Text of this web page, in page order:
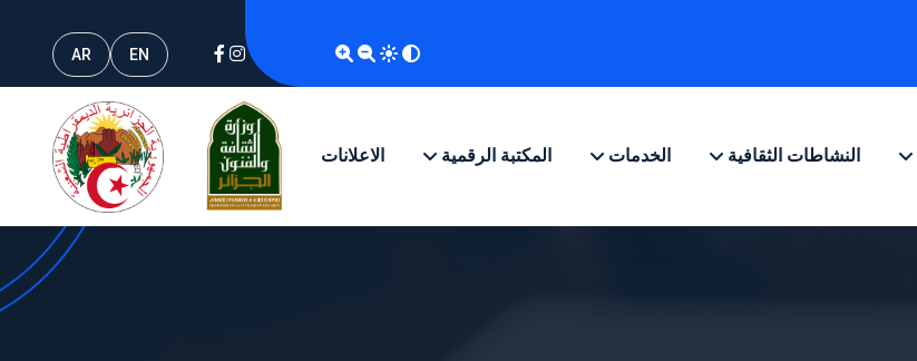
EN
AR
النشاطات الثقافية الخدمات المكتبة الرقمية الاعلانات